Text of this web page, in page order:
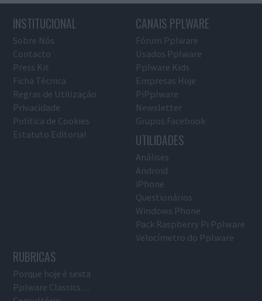
INSTITUCIONAL
Sobre Nós
Contacto
Press Kit
Ficha Técnica
Regras de Utilização
Privacidade
Política de Cookies
Estatuto Editorial
CANAIS PPLWARE
Fórum Pplware
Usados Pplware
Pplware Kids
Empresas Hoje
PiPplware
Newsletter
Grupos Facebook
UTILIDADES
Análises
Android
iPhone
Questionários
Windows Phone
Pack Raspberry Pi Pplware
Velocímetro do Pplware
RUBRICAS
Porque hoje é sexta
Pplware Classics…